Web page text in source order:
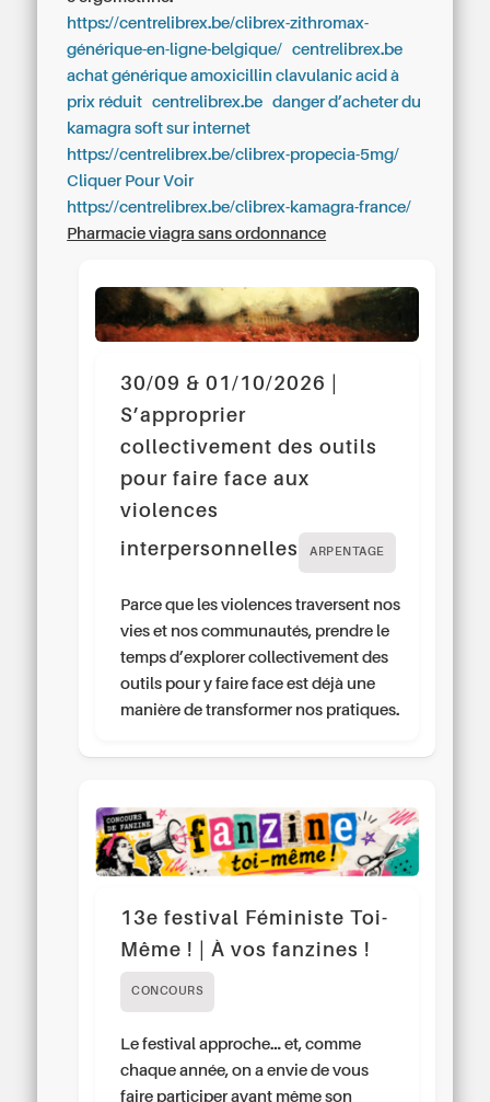
https://centrelibrex.be/clibrex-zithromax-
générique-en-ligne-belgique/
centrelibrex.be
achat générique amoxicillin clavulanic acid à
prix réduit
centrelibrex.be
danger d’acheter du
kamagra soft sur internet
https://centrelibrex.be/clibrex-propecia-5mg/
Cliquer Pour Voir
https://centrelibrex.be/clibrex-kamagra-france/
Pharmacie viagra sans ordonnance
30/09 & 01/10/2026 |
S’approprier
collectivement des outils
pour faire face aux
violences
interpersonnelles
ARPENTAGE
Parce que les violences traversent nos
vies et nos communautés, prendre le
temps d’explorer collectivement des
outils pour y faire face est déjà une
manière de transformer nos pratiques.
13e festival Féministe Toi-
Même ! | À vos fanzines !
CONCOURS
Le festival approche… et, comme
chaque année, on a envie de vous
faire participer avant même son